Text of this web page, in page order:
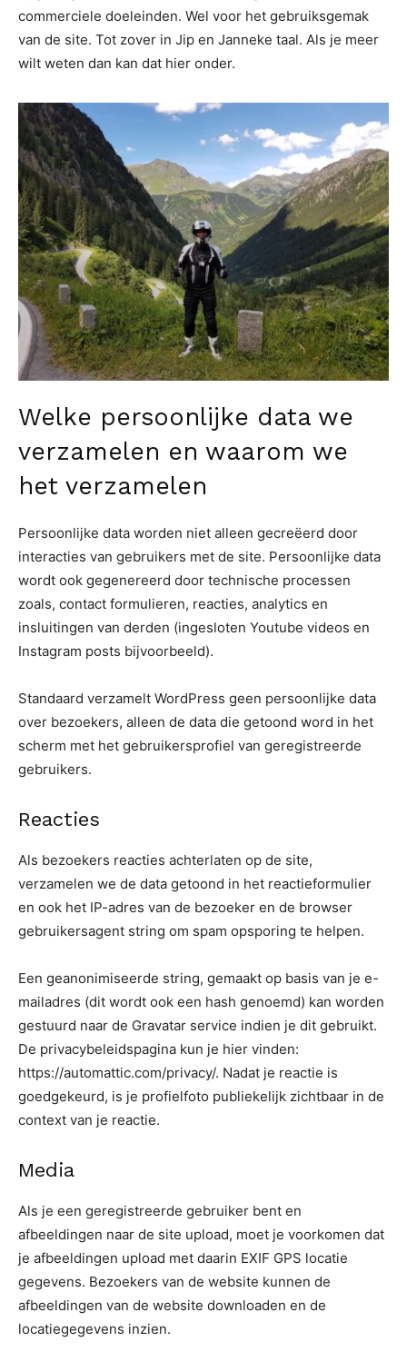
commerciele doeleinden. Wel voor het gebruiksgemak
van de site. Tot zover in Jip en Janneke taal. Als je meer
wilt weten dan kan dat hier onder.
Welke persoonlijke data we
verzamelen en waarom we
het verzamelen
Persoonlijke data worden niet alleen gecreëerd door
interacties van gebruikers met de site. Persoonlijke data
wordt ook gegenereerd door technische processen
zoals, contact formulieren, reacties, analytics en
insluitingen van derden (ingesloten Youtube videos en
Instagram posts bijvoorbeeld).
Standaard verzamelt WordPress geen persoonlijke data
over bezoekers, alleen de data die getoond word in het
scherm met het gebruikersprofiel van geregistreerde
gebruikers.
Reacties
Als bezoekers reacties achterlaten op de site,
verzamelen we de data getoond in het reactieformulier
en ook het IP-adres van de bezoeker en de browser
gebruikersagent string om spam opsporing te helpen.
Een geanonimiseerde string, gemaakt op basis van je e-
mailadres (dit wordt ook een hash genoemd) kan worden
gestuurd naar de Gravatar service indien je dit gebruikt.
De privacybeleidspagina kun je hier vinden:
https://automattic.com/privacy/. Nadat je reactie is
goedgekeurd, is je profielfoto publiekelijk zichtbaar in de
context van je reactie.
Media
Als je een geregistreerde gebruiker bent en
afbeeldingen naar de site upload, moet je voorkomen dat
je afbeeldingen upload met daarin EXIF GPS locatie
gegevens. Bezoekers van de website kunnen de
afbeeldingen van de website downloaden en de
locatiegegevens inzien.